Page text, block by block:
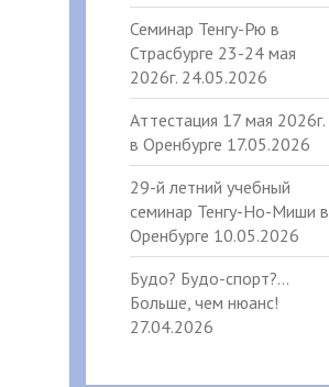
Семинар Тенгу-Рю в
Страсбурге 23-24 мая
2026г. 24.05.2026
Аттестация 17 мая 2026г.
в Оренбурге 17.05.2026
29-й летний учебный
семинар Тенгу-Но-Миши в
Оренбурге 10.05.2026
Будо? Будо-спорт?…
Больше, чем нюанс!
27.04.2026